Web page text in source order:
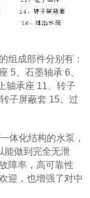
成部件分别有：
5、石墨轴承 6、
轴承座 11、转子
子屏蔽套 15、过
化结构的水泵，
能做到完全无泄
障率，高可靠性
迎，也增强了对中